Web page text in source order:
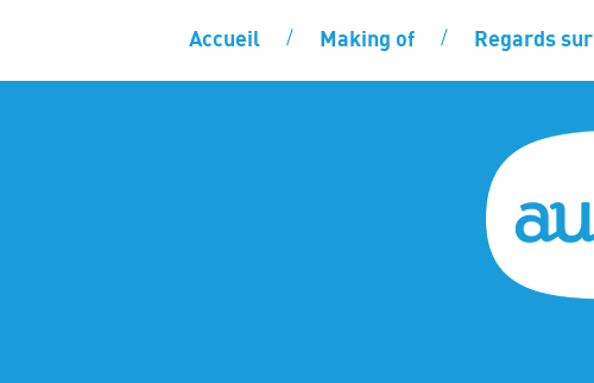
Accueil Making of Regards sur